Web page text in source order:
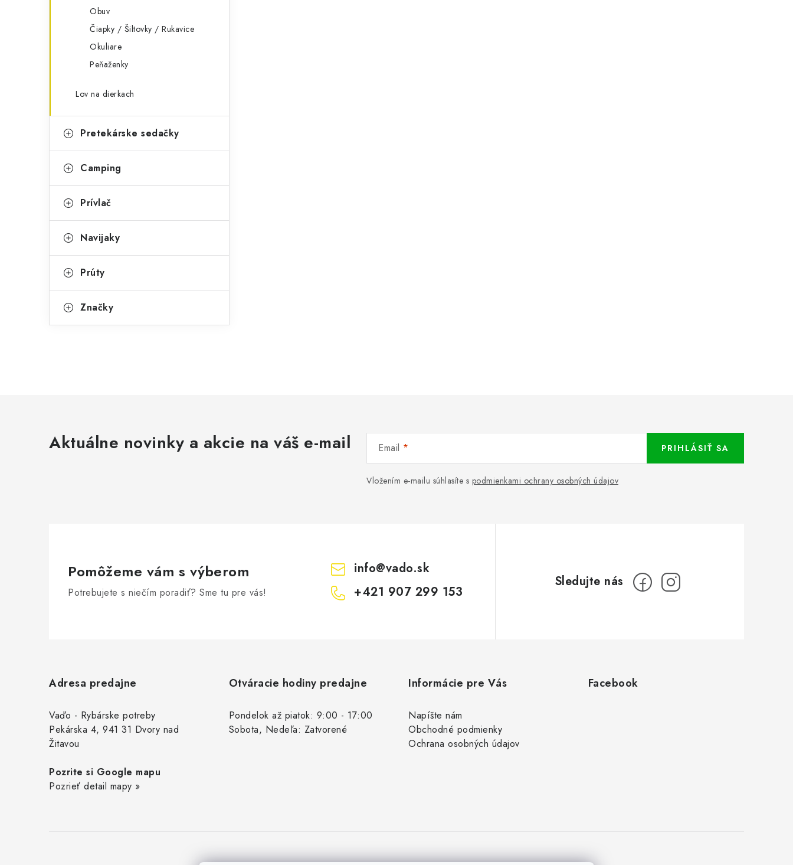
Obuv
Čiapky / Šiltovky / Rukavice
Okuliare
Peňaženky
Lov na dierkach
Pretekárske sedačky
Camping
Prívlač
Navijaky
Prúty
Značky
Aktuálne novinky a akcie na váš e-mail Email
Vložením e-mailu súhlasíte s podmienkami ochrany osobných údajov
PRIHLÁSIŤ SA
Pomôžeme vám s výberom
Potrebujete s niečím poradiť? Sme tu pre vás!
info@vado.sk
+421 907 299 153
Adresa predajne
Vaďo - Rybárske potreby
Pekárska 4, 941 31 Dvory nad
Žitavou
Pozrite si Google mapu
Pozrieť detail mapy »
Otváracie hodiny predajne
Pondelok až piatok: 9:00 - 17:00
Sobota, Nedeľa: Zatvorené
Informácie pre Vás
Napíšte nám
Obchodné podmienky
Ochrana osobných údajov
Facebook